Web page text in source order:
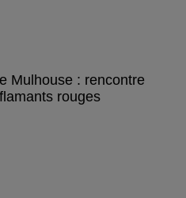
Mulhouse : rencontre
rouges